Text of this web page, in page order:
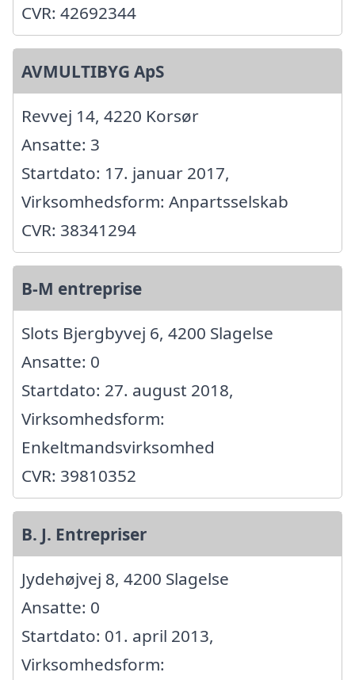
CVR: 42692344
AVMULTIBYG ApS
Revvej 14, 4220 Korsør
Ansatte: 3
Startdato: 17. januar 2017,
Virksomhedsform: Anpartsselskab
CVR: 38341294
B-M entreprise
Slots Bjergbyvej 6, 4200 Slagelse
Ansatte: 0
Startdato: 27. august 2018,
Virksomhedsform:
Enkeltmandsvirksomhed
CVR: 39810352
B. J. Entrepriser
Jydehøjvej 8, 4200 Slagelse
Ansatte: 0
Startdato: 01. april 2013,
Virksomhedsform: